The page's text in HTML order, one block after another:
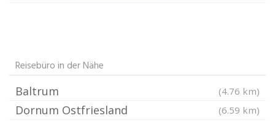
Reisebüro in der Nähe
Baltrum (4.76 km)
Dornum Ostfriesland (6.59 km)